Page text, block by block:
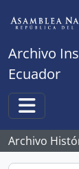
Archivo
Ecuador
Toggle
Archivo